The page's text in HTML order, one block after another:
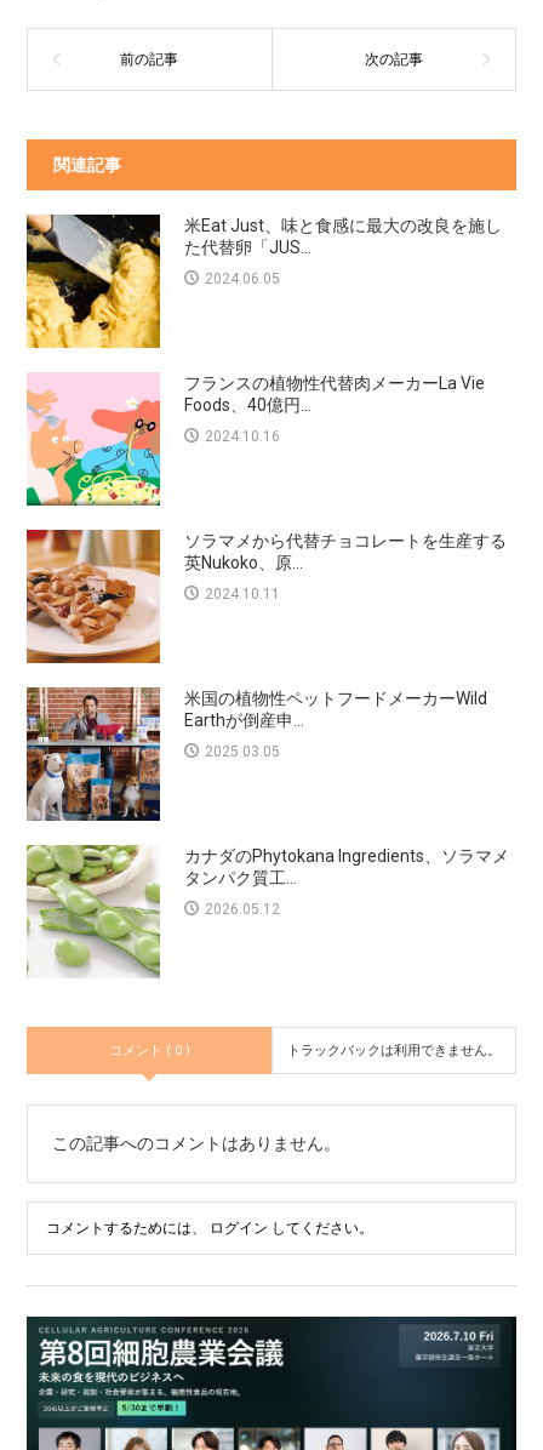
関連記事
米Eat Just、味と食感に最大の改良を施し
た代替卵「JUS...
2024.06.05
フランスの植物性代替肉メーカーLa Vie
Foods、40億円...
2024.10.16
ソラマメから代替チョコレートを生産する
英Nukoko、原...
2024.10.11
米国の植物性ペットフードメーカーWild
Earthが倒産申...
2025.03.05
カナダのPhytokana Ingredients、ソラマメ
タンパク質工...
2026.05.12
コメント ( 0 ) トラックバックは利用できません。
この記事へのコメントはありません。
コメントするためには、 ログイン してください。